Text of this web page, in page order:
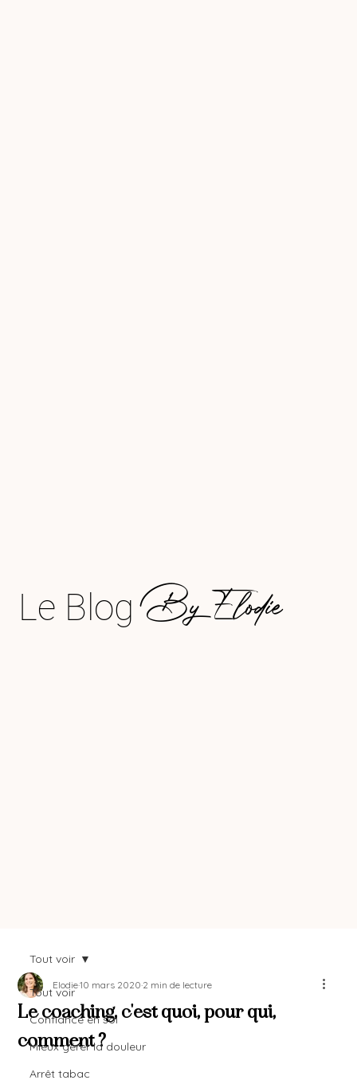
Tout voir
Confiance en soi
Mieux gérer la douleur
Arrêt tabac
Tout voir
Le coaching, c'est quoi, pour qui,
comment ?
Elodie10 mars 20202 min de lecture
Le BlogBy Elodie